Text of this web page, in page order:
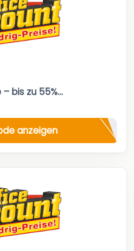
bis zu 55%...
anzeigen